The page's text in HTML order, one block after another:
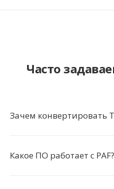
Часто
Зачем конвертировать
Какое ПО работает с PAF?